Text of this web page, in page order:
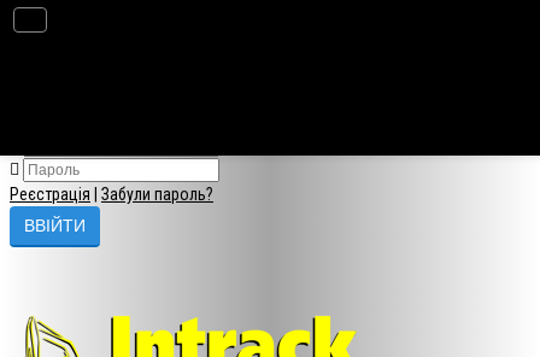
Реєстрація Забули пароль?